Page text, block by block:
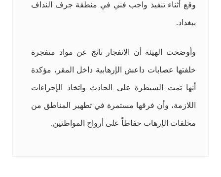
وقع أثناء تنفيذ واجب فني في منطقة جرف النداف
ببغداد.
وأوضحت الهيئة أن الانفجار ناتج عن مواد متفجرة
خلفتها عصابات داعش الإرهابية داخل المقر، مؤكدة
أنها تمت السيطرة على الحادث واتخاذ الإجراءات
اللازمة، وأن فرقها مستمرة في تطهير المناطق من
مخلفات الإرهاب حفاظاً على أرواح المواطنين.